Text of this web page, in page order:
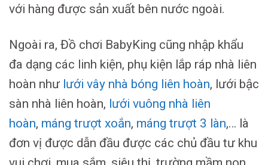
với hàng được sản xuất bên nước ngoài.
Ngoài ra, Đồ chơi BabyKing cũng nhập khẩu
đa dạng các linh kiện, phụ kiện lắp ráp nhà liên
hoàn như lưới vây nhà bóng liên hoàn, lưới bậc
sàn nhà liên hoàn, lưới vuông nhà liên
hoàn, máng trượt xoắn, máng trượt 3 làn,… là
đơn vị được dẫn đầu được các chủ đầu tư khu